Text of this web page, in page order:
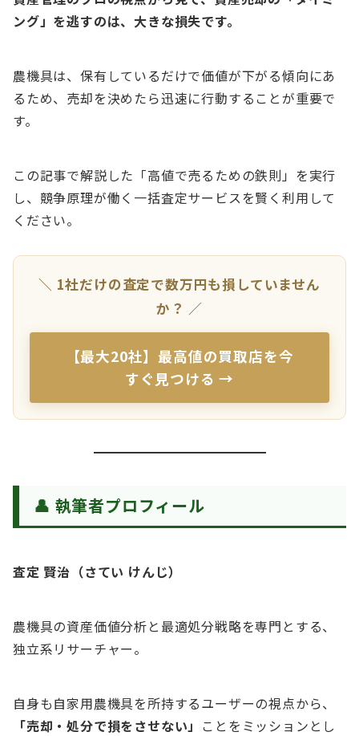
ング」を逃すのは、大きな損失です。
農機具は、保有しているだけで価値が下がる傾向にあ
るため、売却を決めたら迅速に行動することが重要で
す。
この記事で解説した「高値で売るための鉄則」を実行
し、競争原理が働く一括査定サービスを賢く利用して
ください。
＼ 1社だけの査定で数万円も損していません
か？ ／
【最大20社】最高値の買取店を今
すぐ見つける →
👤 執筆者プロフィール
査定 賢治（さてい けんじ）
農機具の資産価値分析と最適処分戦略を専門とする、
独立系リサーチャー。
自身も自家用農機具を所持するユーザーの視点から、
「売却・処分で損をさせない」 ことをミッションとし